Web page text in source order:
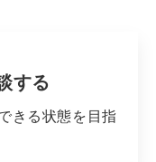
する
きる状態を目指